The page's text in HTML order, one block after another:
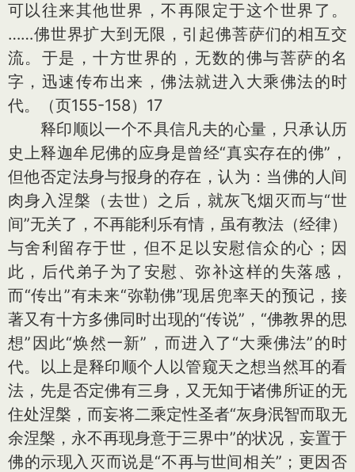
可以往来其他世界，不再限定于这个世界了。
……佛世界扩大到无限，引起佛菩萨们的相互交
流。于是，十方世界的，无数的佛与菩萨的名
字，迅速传布出来，佛法就进入大乘佛法的时
代。（页155-158）17
释印顺以一个不具信凡夫的心量，只承认历
史上释迦牟尼佛的应身是曾经“真实存在的佛”，
但他否定法身与报身的存在，认为：当佛的人间
肉身入涅槃（去世）之后，就灰飞烟灭而与“世
间”无关了，不再能利乐有情，虽有教法（经律）
与舍利留存于世，但不足以安慰信众的心；因
此，后代弟子为了安慰、弥补这样的失落感，
而“传出”有未来“弥勒佛”现居兜率天的预记，接
著又有十方多佛同时出现的“传说”，“佛教界的思
想”因此“焕然一新”，而进入了“大乘佛法”的时
代。以上是释印顺个人以管窥天之想当然耳的看
法，先是否定佛有三身，又无知于诸佛所证的无
住处涅槃，而妄将二乘定性圣者“灰身泯智而取无
余涅槃，永不再现身意于三界中”的状况，妄置于
佛的示现入灭而说是“不再与世间相关”；更因否